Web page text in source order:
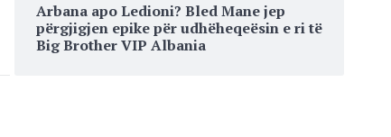
Arbana apo Ledioni? Bled Mane jep
përgjigjen epike për udhëheqeësin e ri të
Big Brother VIP Albania